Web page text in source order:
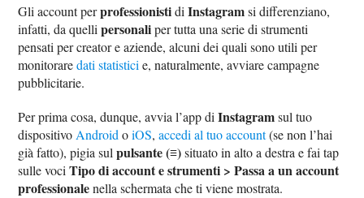
Gli account perprofessionistidiInstagramsi differenziano,
infatti, da quellipersonaliper tutta una serie di strumenti
pensati per creator e aziende, alcuni dei quali sono utili per
monitoraredati statistici e, naturalmente, avviare campagne
pubblicitarie.
Per prima cosa, dunque, avvia l’app diInstagramsul tuo
dispositivo Android oiOS,accedi al tuo account(se non l’hai
già fatto), pigia sulpulsante (≡)situato in alto a destra e fai tap
sulle vociTipo di account e strumenti > Passa a un account
professionalenella schermata che ti viene mostrata.